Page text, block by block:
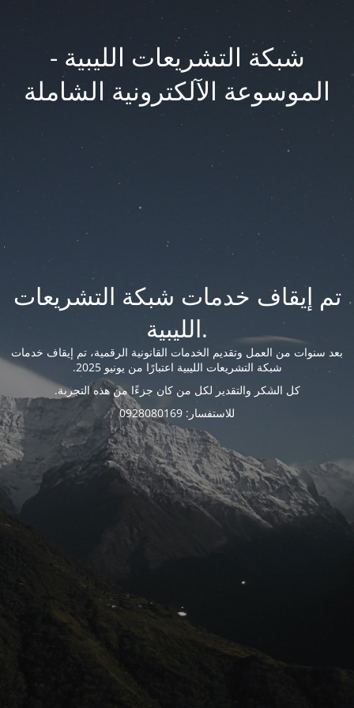
شبكة التشريعات الليبية -
الموسوعة الآلكترونية الشاملة
تم إيقاف خدمات شبكة التشريعات
الليبية.
بعد سنوات من العمل وتقديم الخدمات القانونية الرقمية، تم إيقاف خدمات
شبكة التشريعات الليبية اعتبارًا من يونيو 2025.
كل الشكر والتقدير لكل من كان جزءًا من هذه التجربة.
للاستفسار: 0928080169